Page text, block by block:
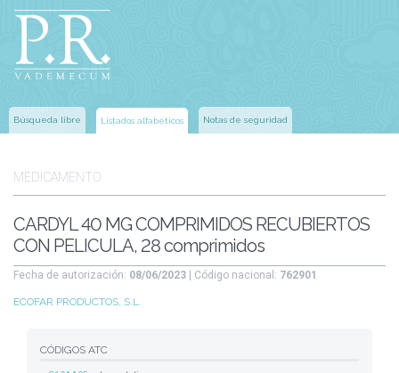
Búsqueda libre Listados alfabéticos Notas de seguridad
MEDICAMENTO
CARDYL 40 MG COMPRIMIDOS RECUBIERTOS
CON PELICULA, 28 comprimidos
Fecha de autorización: 08/06/2023 | Código nacional: 762901
ECOFAR PRODUCTOS, S.L.
CÓDIGOS ATC